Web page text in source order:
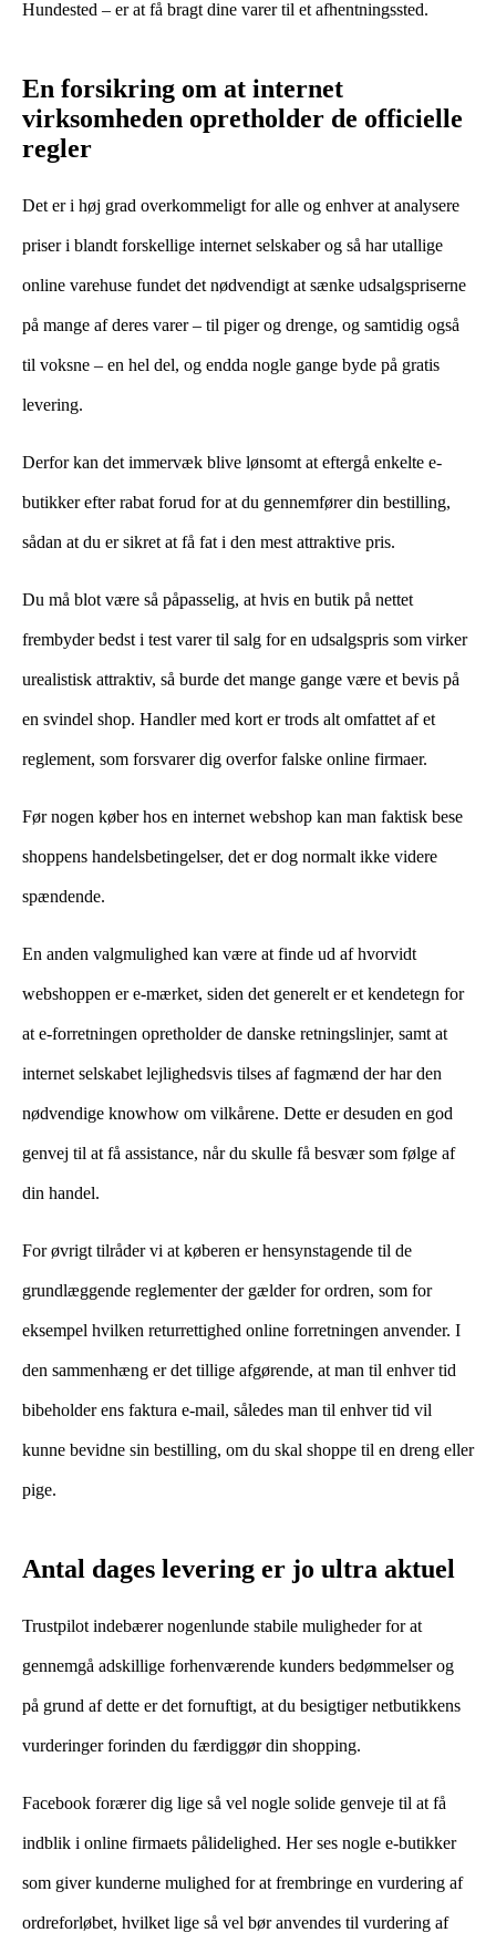
Hundested – er at få bragt dine varer til et afhentningssted.
En forsikring om at internet
virksomheden opretholder de officielle
regler
Det er i høj grad overkommeligt for alle og enhver at analysere
priser i blandt forskellige internet selskaber og så har utallige
online varehuse fundet det nødvendigt at sænke udsalgspriserne
på mange af deres varer – til piger og drenge, og samtidig også
til voksne – en hel del, og endda nogle gange byde på gratis
levering.
Derfor kan det immervæk blive lønsomt at eftergå enkelte e-
butikker efter rabat forud for at du gennemfører din bestilling,
sådan at du er sikret at få fat i den mest attraktive pris.
Du må blot være så påpasselig, at hvis en butik på nettet
frembyder bedst i test varer til salg for en udsalgspris som virker
urealistisk attraktiv, så burde det mange gange være et bevis på
en svindel shop. Handler med kort er trods alt omfattet af et
reglement, som forsvarer dig overfor falske online firmaer.
Før nogen køber hos en internet webshop kan man faktisk bese
shoppens handelsbetingelser, det er dog normalt ikke videre
spændende.
En anden valgmulighed kan være at finde ud af hvorvidt
webshoppen er e-mærket, siden det generelt er et kendetegn for
at e-forretningen opretholder de danske retningslinjer, samt at
internet selskabet lejlighedsvis tilses af fagmænd der har den
nødvendige knowhow om vilkårene. Dette er desuden en god
genvej til at få assistance, når du skulle få besvær som følge af
din handel.
For øvrigt tilråder vi at køberen er hensynstagende til de
grundlæggende reglementer der gælder for ordren, som for
eksempel hvilken returrettighed online forretningen anvender. I
den sammenhæng er det tillige afgørende, at man til enhver tid
bibeholder ens faktura e-mail, således man til enhver tid vil
kunne bevidne sin bestilling, om du skal shoppe til en dreng eller
pige.
Antal dages levering er jo ultra aktuel
Trustpilot indebærer nogenlunde stabile muligheder for at
gennemgå adskillige forhenværende kunders bedømmelser og
på grund af dette er det fornuftigt, at du besigtiger netbutikkens
vurderinger forinden du færdiggør din shopping.
Facebook forærer dig lige så vel nogle solide genveje til at få
indblik i online firmaets pålidelighed. Her ses nogle e-butikker
som giver kunderne mulighed for at frembringe en vurdering af
ordreforløbet, hvilket lige så vel bør anvendes til vurdering af